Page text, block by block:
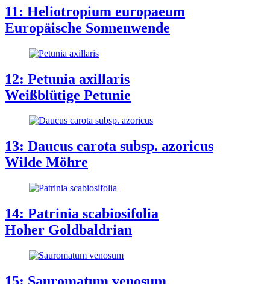
11: Heliotropium europaeum
Europäische Sonnenwende
12: Petunia axillaris
Weißblütige Petunie
13: Daucus carota subsp. azoricus
Wilde Möhre
14: Patrinia scabiosifolia
Hoher Goldbaldrian